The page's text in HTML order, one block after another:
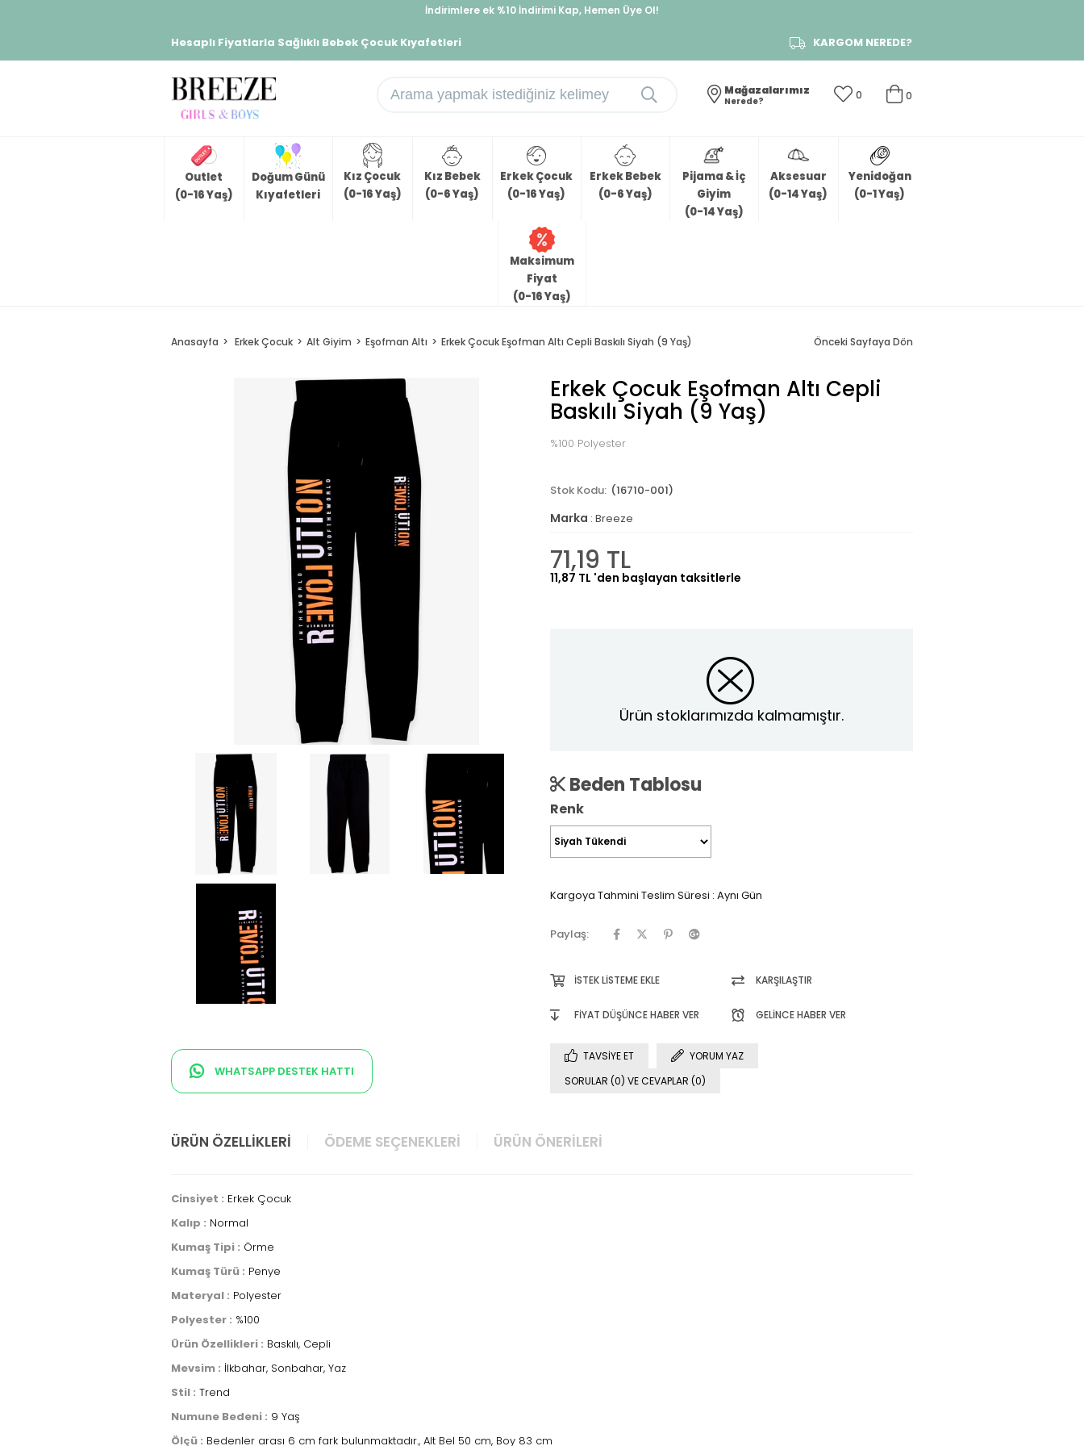
İndirimlere ek %10 İndirimi Kap, Hemen Üye Ol!
Hesaplı Fiyatlarla Sağlıklı Bebek Çocuk Kıyafetleri KARGOM NEREDE?
0
0
Mağazalarımız
Nerede?
Outlet
(0-16 Yaş)
Doğum Günü
Kıyafetleri
Kız Çocuk
(0-16 Yaş)
Kız Bebek
(0-6 Yaş)
Erkek Çocuk
(0-16 Yaş)
Erkek Bebek
(0-6 Yaş)
Pijama & İç
Giyim
(0-14 Yaş)
Aksesuar
(0-14 Yaş)
Yenidoğan
(0-1 Yaş)
Maksimum
Fiyat
(0-16 Yaş)
Anasayfa Erkek Çocuk Alt Giyim Eşofman Altı Erkek Çocuk Eşofman Altı Cepli Baskılı Siyah (9 Yaş) Önceki Sayfaya Dön
WHATSAPP DESTEK HATTI
Erkek Çocuk Eşofman Altı Cepli
Baskılı Siyah (9 Yaş)
%100 Polyester
(16710-001)
Marka : Breeze
71,19 TL
11,87 TL 'den başlayan taksitlerle
Ürün stoklarımızda kalmamıştır.
Beden Tablosu
Renk
Kargoya Tahmini Teslim Süresi : Aynı Gün
Paylaş:
İSTEK LISTEME EKLE KARŞILAŞTIR
FIYAT DÜŞÜNCE HABER VER GELINCE HABER VER
TAVSIYE ET
YORUM YAZ
SORULAR (0) VE CEVAPLAR (0)
ÜRÜN ÖZELLIKLERI ÖDEME SEÇENEKLERI ÜRÜN ÖNERILERI
Cinsiyet : Erkek Çocuk
Kalıp : Normal
Kumaş Tipi : Örme
Kumaş Türü : Penye
Materyal : Polyester
Polyester : %100
Ürün Özellikleri : Baskılı, Cepli
Mevsim : İlkbahar, Sonbahar, Yaz
Stil : Trend
Numune Bedeni : 9 Yaş
Ölçü : Bedenler arası 6 cm fark bulunmaktadır., Alt Bel 50 cm, Boy 83 cm